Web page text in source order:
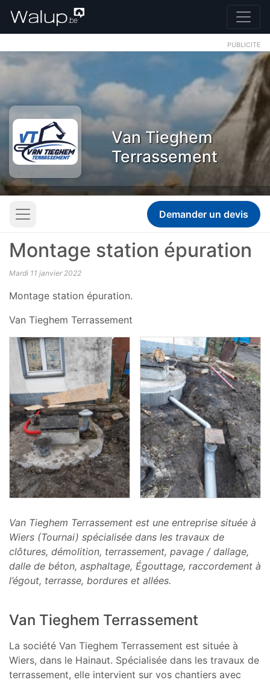
PUBLICITE
Van Tieghem
Terrassement
Demander un devis
Montage station épuration
Mardi 11 janvier 2022
Montage station épuration.
Van Tieghem Terrassement
Van Tieghem Terrassement est une entreprise située à
Wiers (Tournai) spécialisée dans les travaux de
clôtures, démolition, terrassement, pavage / dallage,
dalle de béton, asphaltage, Égouttage, raccordement à
l’égout, terrasse, bordures et allées.
Van Tieghem Terrassement
La société Van Tieghem Terrassement est située à
Wiers, dans le Hainaut. Spécialisée dans les travaux de
terrassement, elle intervient sur vos chantiers avec